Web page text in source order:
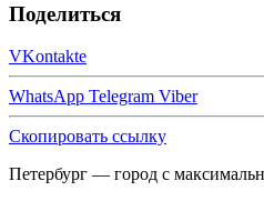
Поделиться
VKontakte
WhatsApp Telegram Viber
Скопировать ссылку
Петербург — город с